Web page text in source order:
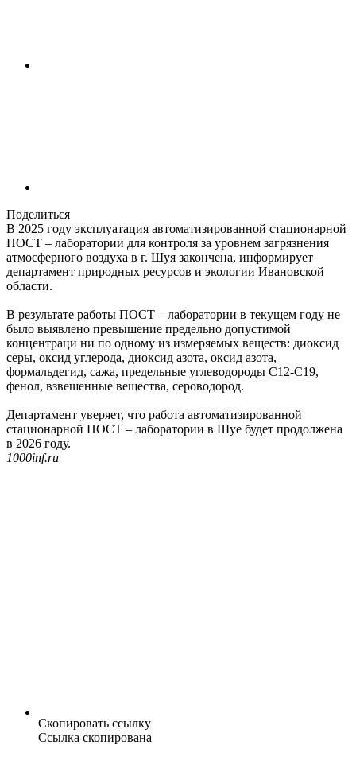
Поделиться
В 2025 году эксплуатация автоматизированной стационарной
ПОСТ – лаборатории для контроля за уровнем загрязнения
атмосферного воздуха в г. Шуя закончена, информирует
департамент природных ресурсов и экологии Ивановской
области.
В результате работы ПОСТ – лаборатории в текущем году не
было выявлено превышение предельно допустимой
концентраци ни по одному из измеряемых веществ: диоксид
серы, оксид углерода, диоксид азота, оксид азота,
формальдегид, сажа, предельные углеводороды С12-С19,
фенол, взвешенные вещества, сероводород.
Департамент уверяет, что работа автоматизированной
стационарной ПОСТ – лаборатории в Шуе будет продолжена
в 2026 году.
1000inf.ru
Скопировать ссылку
Ссылка скопирована